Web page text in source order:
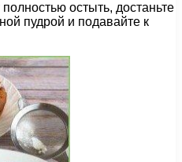
остыть, достаньте
пудрой и подавайте к